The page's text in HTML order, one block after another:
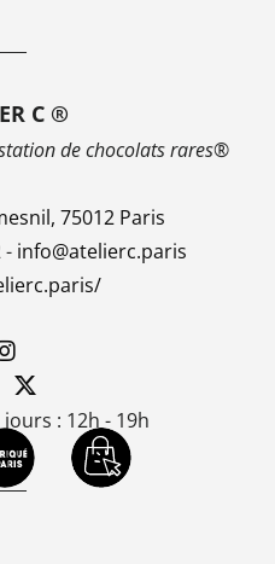
C ®
de chocolats rares®
75012 Paris
- info@atelierc.paris
: 12h - 19h